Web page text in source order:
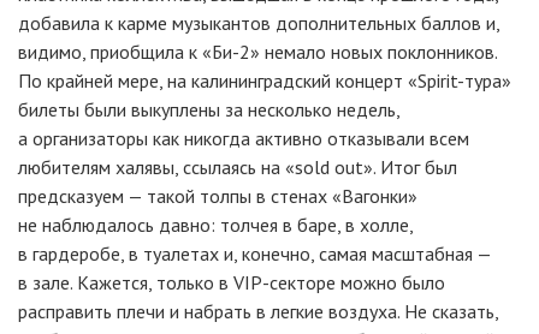
добавила к карме музыкантов дополнительных баллов и,
видимо, приобщила к «Би-2» немало новых поклонников.
По крайней мере, на калининградский концерт «Spirit-тура»
билеты были выкуплены за несколько недель,
а организаторы как никогда активно отказывали всем
любителям халявы, ссылаясь на «sold out». Итог был
предсказуем — такой толпы в стенах «Вагонки»
не наблюдалось давно: толчея в баре, в холле,
в гардеробе, в туалетах и, конечно, самая масштабная —
в зале. Кажется, только в VIP-секторе можно было
расправить плечи и набрать в легкие воздуха. Не сказать,